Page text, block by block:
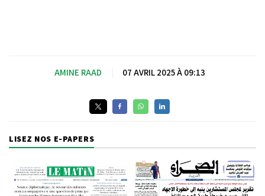
AMINE RAAD 07 AVRIL 2025 À 09:13
LISEZ NOS E-PAPERS